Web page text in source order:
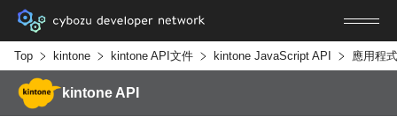
Top kintone kintone API文件 kintone JavaScript API 應用程式
kintone API